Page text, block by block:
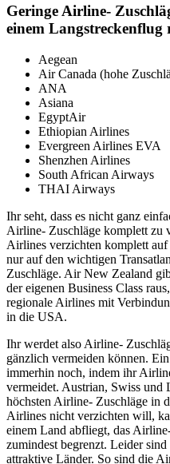
Geringe Airline-
einem Langstreckenflug
Aegean
Air Canada (hohe
ANA
Asiana
EgyptAir
Ethiopian Airlines
Evergreen Airlines EVA
Shenzhen Airlines
South African Airways
THAI Airways
Ihr seht, dass es nicht ganz
Airline- Zuschläge komplett zu
Airlines verzichten komplett
nur auf den wichtigen
Zuschläge. Air New Zealand
der eigenen Business Class
regionale Airlines mit
in die USA.
Ihr werdet also Airline-
gänzlich vermeiden können.
immerhin noch, indem ihr
vermeidet. Austrian, Swiss und
höchsten Airline- Zuschläge in
Airlines nicht verzichten will,
einem Land abfliegt, das
zumindest begrenzt. Leider
attraktive Länder. So sind die